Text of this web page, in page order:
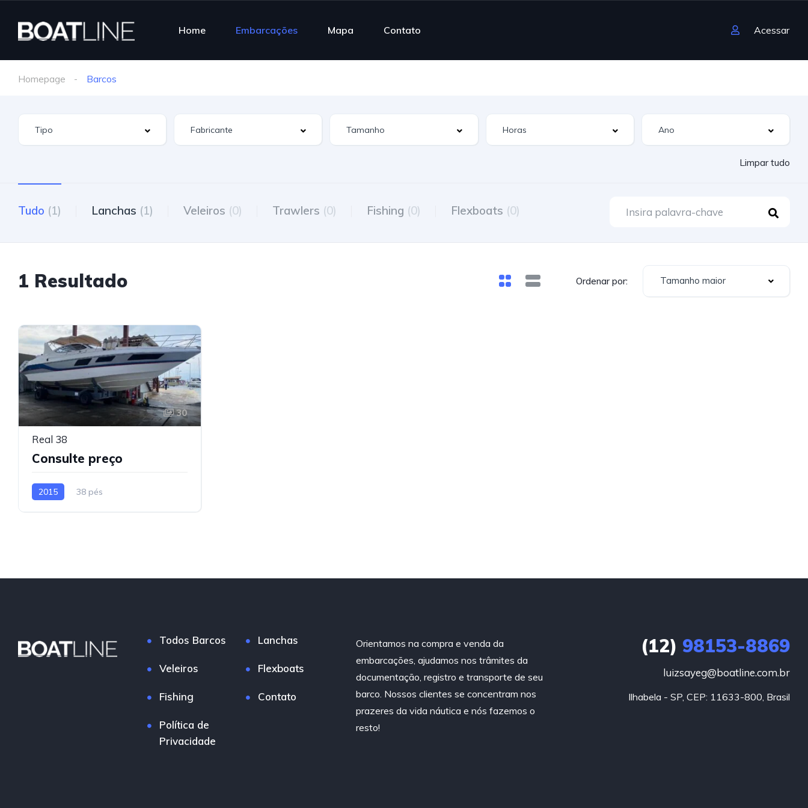
Home Embarcações Mapa Contato Acessar
Homepage Barcos
Limpar tudo
Tudo (1) Lanchas (1) Veleiros (0) Trawlers (0) Fishing (0) Flexboats (0)
1 Resultado Ordenar por: Tamanho maior
30
Real 38
Consulte preço
2015 38 pés
Todos Barcos Lanchas
Veleiros Flexboats
Fishing Contato
Política de
Privacidade
Orientamos na compra e venda da
embarcações, ajudamos nos trâmites da
documentação, registro e transporte de seu
barco. Nossos clientes se concentram nos
prazeres da vida náutica e nós fazemos o
resto!
(12) 98153-8869
luizsayeg@boatline.com.br
Ilhabela - SP, CEP: 11633-800, Brasil